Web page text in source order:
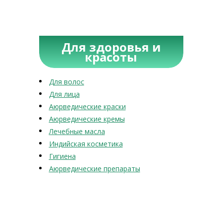
Для здоровья и
красоты
Для волос
Для лица
Аюрведические краски
Аюрведические кремы
Лечебные масла
Индийская косметика
Гигиена
Аюрведические препараты